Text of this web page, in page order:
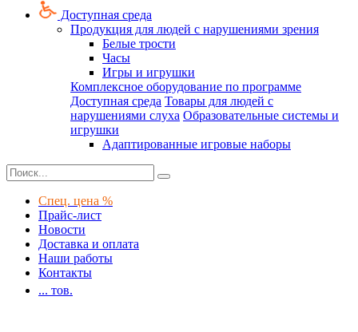
Доступная среда
Продукция для людей с нарушениями зрения
Белые трости
Часы
Игры и игрушки
Комплексное оборудование по программе
Доступная среда Товары для людей с
нарушениями слуха Образовательные системы и
игрушки
Адаптированные игровые наборы
Спец. цена %
Прайс-лист
Новости
Доставка и оплата
Наши работы
Контакты
... тов.